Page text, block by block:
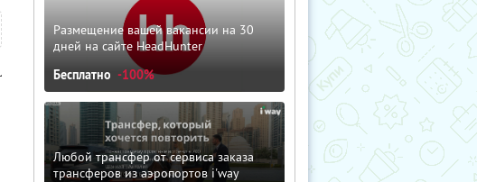
Размещение вашей вакансии на 30
дней на сайте HeadHunter
Бесплатно -100%
Любой трансфер от сервиса заказа
трансферов из аэропортов i'way